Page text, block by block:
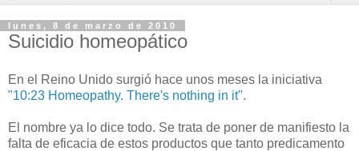
lunes, 8 de marzo de 2010
Suicidio homeopático
En el Reino Unido surgió hace unos meses la iniciativa
"10:23 Homeopathy. There's nothing in it".
El nombre ya lo dice todo. Se trata de poner de manifiesto la
falta de eficacia de estos productos que tanto predicamento